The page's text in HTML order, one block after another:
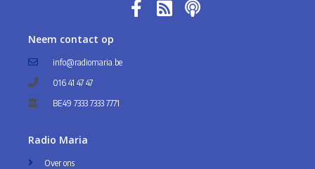
Neem contact op
info@radiomaria.be
016 41 47 47
BE49 7333 7333 7771
Radio Maria
Over ons